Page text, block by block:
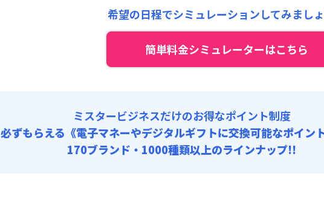
事務手数料・契約手数料 : 8,000円/回 (税抜)
20,000円/回 (税抜)
事務手数料・契約手数料 : 8,000円/回 (税抜)
希望の日程でシミュレーションしてみましょ
簡単料金シミュレーターはこちら
ミスタービジネスだけのお得なポイント制度
ずもらえる 《電子マネーやデジタルギフトに交換可能なポイン
170ブランド・1000種類以上のラインナップ!!